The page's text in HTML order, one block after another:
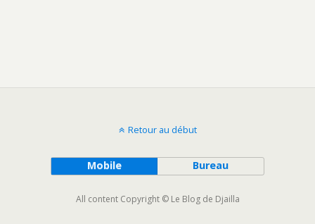
Retour au début
Mobile Bureau
All content Copyright © Le Blog de Djailla